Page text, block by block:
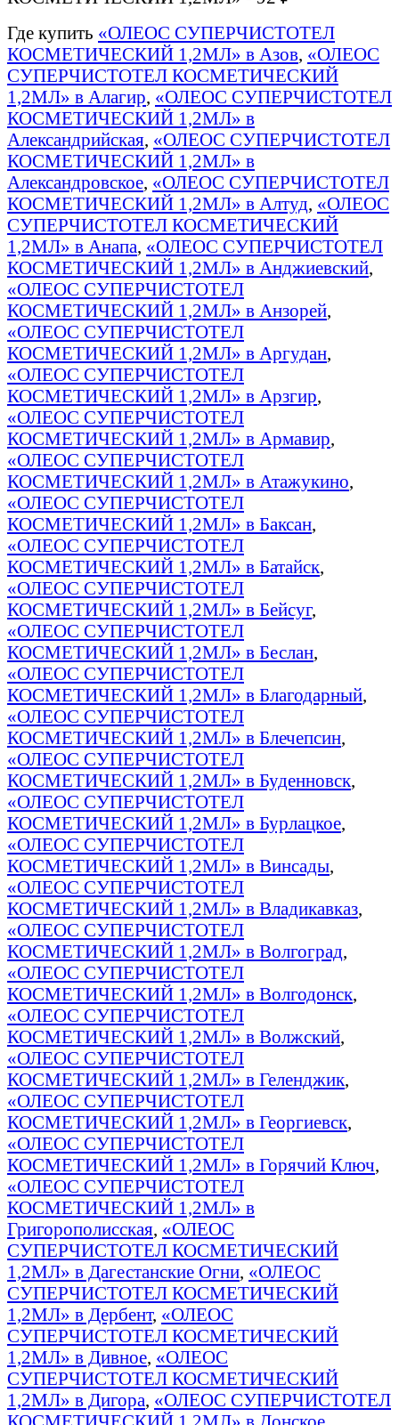
Где купить «ОЛЕОС СУПЕРЧИСТОТЕЛ
КОСМЕТИЧЕСКИЙ 1,2МЛ» в Азов, «ОЛЕОС
СУПЕРЧИСТОТЕЛ КОСМЕТИЧЕСКИЙ
1,2МЛ» в Алагир, «ОЛЕОС СУПЕРЧИСТОТЕЛ
КОСМЕТИЧЕСКИЙ 1,2МЛ» в
Александрийская, «ОЛЕОС СУПЕРЧИСТОТЕЛ
КОСМЕТИЧЕСКИЙ 1,2МЛ» в
Александровское, «ОЛЕОС СУПЕРЧИСТОТЕЛ
КОСМЕТИЧЕСКИЙ 1,2МЛ» в Алтуд, «ОЛЕОС
СУПЕРЧИСТОТЕЛ КОСМЕТИЧЕСКИЙ
1,2МЛ» в Анапа, «ОЛЕОС СУПЕРЧИСТОТЕЛ
КОСМЕТИЧЕСКИЙ 1,2МЛ» в Анджиевский,
«ОЛЕОС СУПЕРЧИСТОТЕЛ
КОСМЕТИЧЕСКИЙ 1,2МЛ» в Анзорей,
«ОЛЕОС СУПЕРЧИСТОТЕЛ
КОСМЕТИЧЕСКИЙ 1,2МЛ» в Аргудан,
«ОЛЕОС СУПЕРЧИСТОТЕЛ
КОСМЕТИЧЕСКИЙ 1,2МЛ» в Арзгир,
«ОЛЕОС СУПЕРЧИСТОТЕЛ
КОСМЕТИЧЕСКИЙ 1,2МЛ» в Армавир,
«ОЛЕОС СУПЕРЧИСТОТЕЛ
КОСМЕТИЧЕСКИЙ 1,2МЛ» в Атажукино,
«ОЛЕОС СУПЕРЧИСТОТЕЛ
КОСМЕТИЧЕСКИЙ 1,2МЛ» в Баксан,
«ОЛЕОС СУПЕРЧИСТОТЕЛ
КОСМЕТИЧЕСКИЙ 1,2МЛ» в Батайск,
«ОЛЕОС СУПЕРЧИСТОТЕЛ
КОСМЕТИЧЕСКИЙ 1,2МЛ» в Бейсуг,
«ОЛЕОС СУПЕРЧИСТОТЕЛ
КОСМЕТИЧЕСКИЙ 1,2МЛ» в Беслан,
«ОЛЕОС СУПЕРЧИСТОТЕЛ
КОСМЕТИЧЕСКИЙ 1,2МЛ» в Благодарный,
«ОЛЕОС СУПЕРЧИСТОТЕЛ
КОСМЕТИЧЕСКИЙ 1,2МЛ» в Блечепсин,
«ОЛЕОС СУПЕРЧИСТОТЕЛ
КОСМЕТИЧЕСКИЙ 1,2МЛ» в Буденновск,
«ОЛЕОС СУПЕРЧИСТОТЕЛ
КОСМЕТИЧЕСКИЙ 1,2МЛ» в Бурлацкое,
«ОЛЕОС СУПЕРЧИСТОТЕЛ
КОСМЕТИЧЕСКИЙ 1,2МЛ» в Винсады,
«ОЛЕОС СУПЕРЧИСТОТЕЛ
КОСМЕТИЧЕСКИЙ 1,2МЛ» в Владикавказ,
«ОЛЕОС СУПЕРЧИСТОТЕЛ
КОСМЕТИЧЕСКИЙ 1,2МЛ» в Волгоград,
«ОЛЕОС СУПЕРЧИСТОТЕЛ
КОСМЕТИЧЕСКИЙ 1,2МЛ» в Волгодонск,
«ОЛЕОС СУПЕРЧИСТОТЕЛ
КОСМЕТИЧЕСКИЙ 1,2МЛ» в Волжский,
«ОЛЕОС СУПЕРЧИСТОТЕЛ
КОСМЕТИЧЕСКИЙ 1,2МЛ» в Геленджик,
«ОЛЕОС СУПЕРЧИСТОТЕЛ
КОСМЕТИЧЕСКИЙ 1,2МЛ» в Георгиевск,
«ОЛЕОС СУПЕРЧИСТОТЕЛ
КОСМЕТИЧЕСКИЙ 1,2МЛ» в Горячий Ключ,
«ОЛЕОС СУПЕРЧИСТОТЕЛ
КОСМЕТИЧЕСКИЙ 1,2МЛ» в
Григорополисская, «ОЛЕОС
СУПЕРЧИСТОТЕЛ КОСМЕТИЧЕСКИЙ
1,2МЛ» в Дагестанские Огни, «ОЛЕОС
СУПЕРЧИСТОТЕЛ КОСМЕТИЧЕСКИЙ
1,2МЛ» в Дербент, «ОЛЕОС
СУПЕРЧИСТОТЕЛ КОСМЕТИЧЕСКИЙ
1,2МЛ» в Дивное, «ОЛЕОС
СУПЕРЧИСТОТЕЛ КОСМЕТИЧЕСКИЙ
1,2МЛ» в Дигора, «ОЛЕОС СУПЕРЧИСТОТЕЛ
КОСМЕТИЧЕСКИЙ 1,2МЛ» в Донское